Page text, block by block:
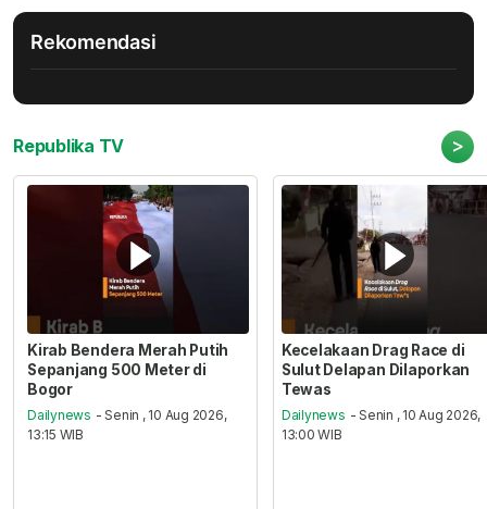
Rekomendasi
Republika TV >
Kirab Bendera Merah Putih
Sepanjang 500 Meter di
Bogor
Dailynews - Senin , 10 Aug 2026,
13:15 WIB
Kecelakaan Drag Race di
Sulut Delapan Dilaporkan
Tewas
Dailynews - Senin , 10 Aug 2026,
13:00 WIB